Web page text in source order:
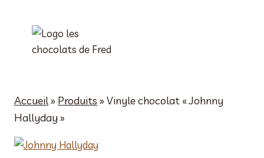
Accueil» Produits » Vinyle chocolat « Johnny
Hallyday »